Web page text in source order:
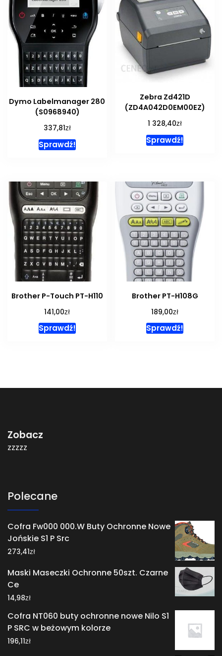
Dymo Labelmanager 280
(S0968940)
337,81zł
Sprawdź!
Zebra Zd421D
(ZD4A042D0EM00EZ)
1 328,40zł
Sprawdź!
Brother P-Touch PT-H110
141,00zł
Sprawdź!
Brother PT-H108G
189,00zł
Sprawdź!
Zobacz
zzzzz
Polecane
Cofra Fw000 000.W Buty Ochronne Nowe
Jońskie S1 P Src
273,41zł
Maski Maseczki Ochronne 50szt. Czarne
Ce
14,98zł
Cofra NT060 buty ochronne nowe Nilo S1
P SRC w beżowym kolorze
196,11zł